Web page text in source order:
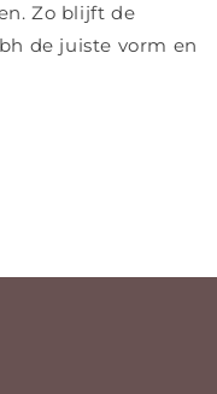
Zo blijft de
de juiste vorm en